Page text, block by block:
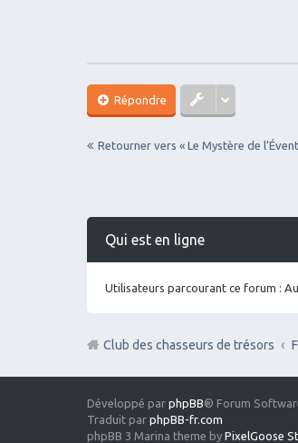
Répondre
Retourner vers « Le Mystère de
Qui est en ligne
Utilisateurs parcourant ce forum :
Club des chasseurs de trésors
Développé par phpBB® Forum
Traduit par phpBB-fr.com
phpBB 3 Marina theme by PixelGoose